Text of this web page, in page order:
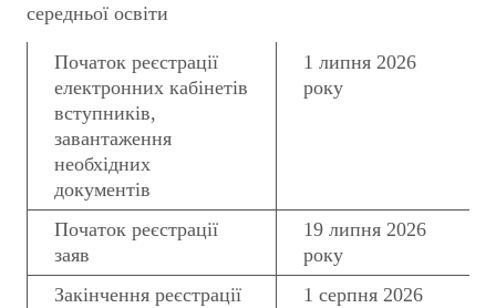
середньої освіти
Початок реєстрації
електронних кабінетів
вступників,
завантаження
необхідних
документів
1 липня 2026
року
Початок реєстрації
заяв
19 липня 2026
року
Закінчення реєстрації
1 серпня 2026